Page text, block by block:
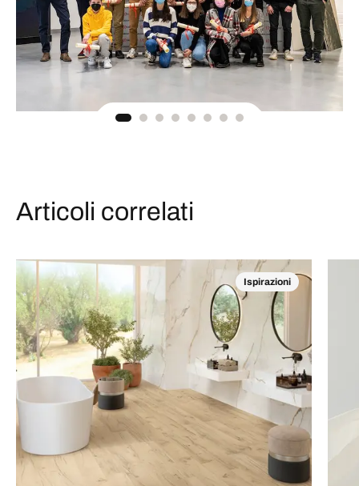
Articoli correlati
Ispirazioni